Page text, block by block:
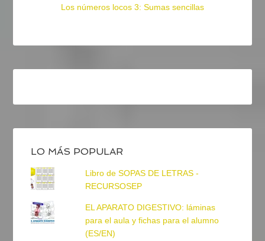
Los números locos 3: Sumas sencillas
LO MÁS POPULAR
Libro de SOPAS DE LETRAS -
RECURSOSEP
EL APARATO DIGESTIVO: láminas
para el aula y fichas para el alumno
(ES/EN)